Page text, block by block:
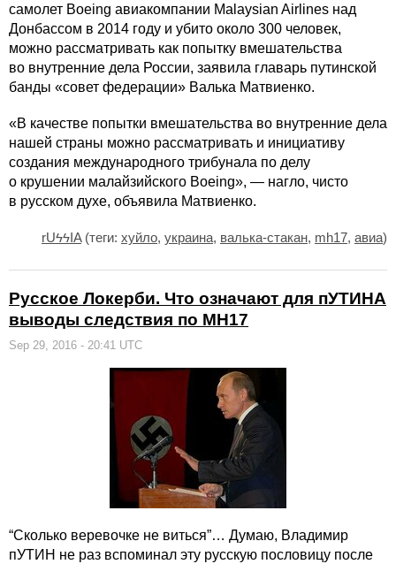
самолет Boeing авиакомпании Malaysian Airlines над
Донбассом в 2014 году и убито около 300 человек,
можно рассматривать как попытку вмешательства
во внутренние дела России, заявила главарь путинской
банды «совет федерации» Валька Матвиенко.
«В качестве попытки вмешательства во внутренние дела
нашей страны можно рассматривать и инициативу
создания международного трибунала по делу
о крушении малайзийского Boeing», — нагло, чисто
в русском духе, объявила Матвиенко.
rUϟϟIA(теги: хуйло, украина, валька-стакан, mh17, авиа)
Русское Локерби. Что означают для пУТИНА
выводы следствия по МН17
Sep 29, 2016 - 20:41 UTC
“Сколько веревочке не виться”… Думаю, Владимир
пУТИН не раз вспоминал эту русскую пословицу после